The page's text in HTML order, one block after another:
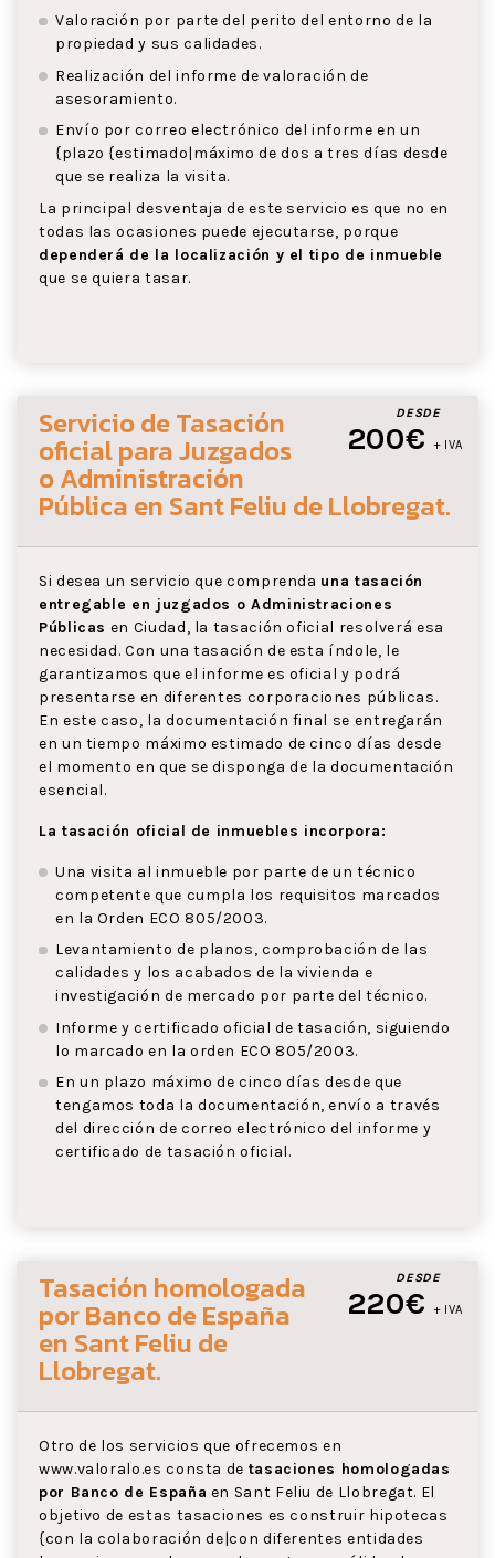
Valoración por parte del perito del entorno de la
propiedad y sus calidades.
Realización del informe de valoración de
asesoramiento.
Envío por correo electrónico del informe en un
{plazo {estimado|máximo de dos a tres días desde
que se realiza la visita.
La principal desventaja de este servicio es que no en
todas las ocasiones puede ejecutarse, porque
dependerá de la localización y el tipo de inmueble
que se quiera tasar.
DESDE
200€ + IVA
Servicio de Tasación
oficial para Juzgados
o Administración
Pública en Sant Feliu de Llobregat.
Si desea un servicio que comprenda una tasación
entregable en juzgados o Administraciones
Públicas en Ciudad, la tasación oficial resolverá esa
necesidad. Con una tasación de esta índole, le
garantizamos que el informe es oficial y podrá
presentarse en diferentes corporaciones públicas.
En este caso, la documentación final se entregarán
en un tiempo máximo estimado de cinco días desde
el momento en que se disponga de la documentación
esencial.
La tasación oficial de inmuebles incorpora:
Una visita al inmueble por parte de un técnico
competente que cumpla los requisitos marcados
en la Orden ECO 805/2003.
Levantamiento de planos, comprobación de las
calidades y los acabados de la vivienda e
investigación de mercado por parte del técnico.
Informe y certificado oficial de tasación, siguiendo
lo marcado en la orden ECO 805/2003.
En un plazo máximo de cinco días desde que
tengamos toda la documentación, envío a través
del dirección de correo electrónico del informe y
certificado de tasación oficial.
DESDE
220€ + IVA
Tasación homologada
por Banco de España
en Sant Feliu de
Llobregat.
Otro de los servicios que ofrecemos en
www.valoralo.es consta de tasaciones homologadas
por Banco de España en Sant Feliu de Llobregat. El
objetivo de estas tasaciones es construir hipotecas
{con la colaboración de|con diferentes entidades